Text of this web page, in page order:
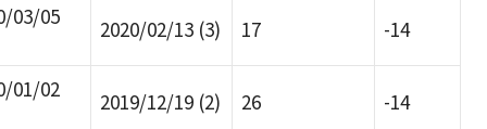
03/05 2020/02/13 (3) 17 -14
01/02 2019/12/19 (2) 26 -14